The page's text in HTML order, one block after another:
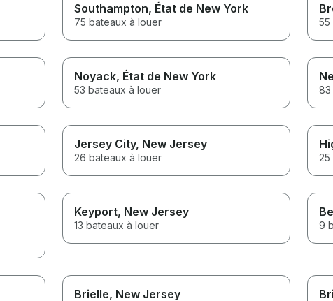
Southampton, État de New York
75 bateaux à louer 55
Noyack, État de New York
53 bateaux à louer 83
Jersey City, New Jersey
26 bateaux à louer
Keyport, New Jersey
13 bateaux à louer 9
Brielle, New Jersey